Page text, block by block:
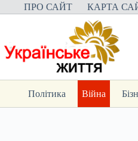
Перейти
до
ПРО САЙТ КАРТА
Політика Війна